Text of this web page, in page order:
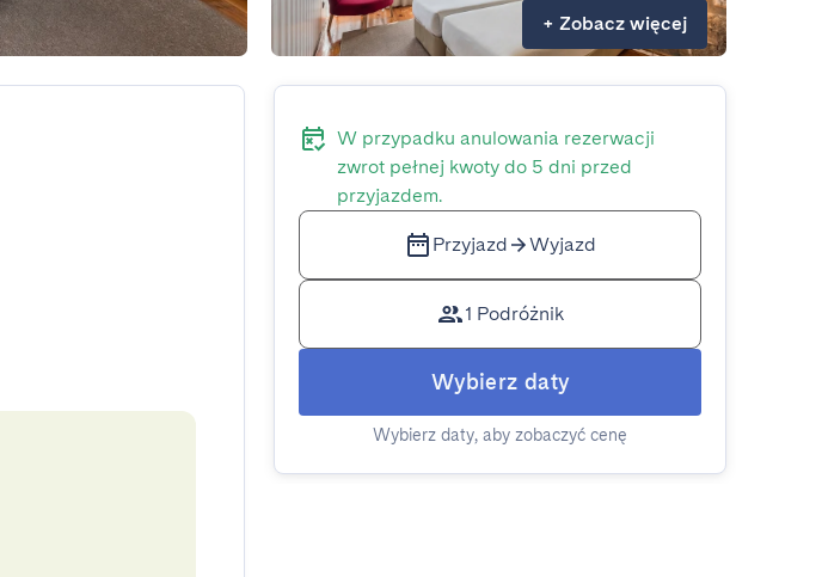
+ Zobacz więcej
W przypadku anulowania rezerwacji
zwrot pełnej kwoty do 5 dni przed
przyjazdem.
Przyjazd Wyjazd
1 Podróżnik
Wybierz daty
Wybierz daty, aby zobaczyć cenę